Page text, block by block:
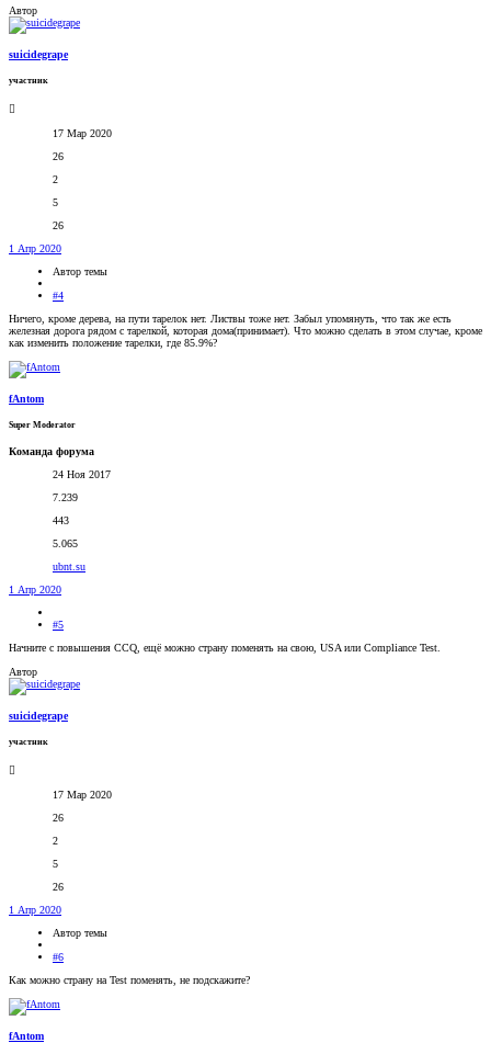
Автор
suicidegrape
участник
17 Мар 2020
26
2
5
26
1 Апр 2020
Автор темы
#4
Ничего, кроме дерева, на пути тарелок нет. Листвы тоже нет. Забыл упомянуть, что так же есть
железная дорога рядом с тарелкой, которая дома(принимает). Что можно сделать в этом случае, кроме
как изменить положение тарелки, где 85.9%?
fAntom
Super Moderator
Команда форума
24 Ноя 2017
7.239
443
5.065
ubnt.su
1 Апр 2020
#5
Начните с повышения CCQ, ещё можно страну поменять на свою, USA или Compliance Test.
Автор
suicidegrape
участник
17 Мар 2020
26
2
5
26
1 Апр 2020
Автор темы
#6
Как можно страну на Test поменять, не подскажите?
fAntom